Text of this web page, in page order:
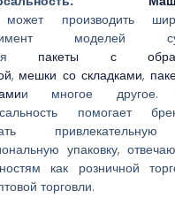
производить
моделей
пакеты с
, мешки со складками,
и многое другое.
помогает
упаковку,
как розничной
торговли.